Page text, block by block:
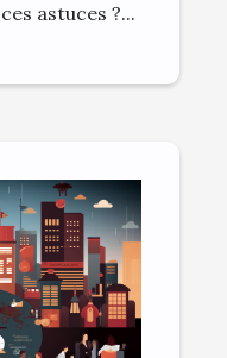
astuces ?...